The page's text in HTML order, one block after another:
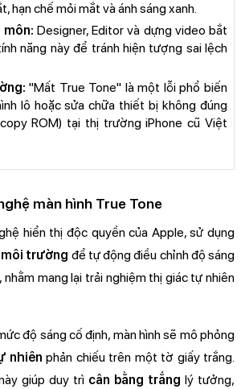
hạn chế mỏi mắt và ánh sáng xanh.
môn: Designer, Editor và dựng video bắt
năng này để tránh hiện tượng sai lệch
"Mất True Tone" là một lỗi phổ biến
lô hoặc sửa chữa thiết bị không đúng
ROM) tại thị trường iPhone cũ Việt
màn hình True Tone
hiển thị độc quyền của Apple, sử dụng
môi trường để tự động điều chỉnh độ sáng
nhằm mang lại trải nghiệm thị giác tự nhiên
độ sáng cố định, màn hình sẽ mô phỏng
nhiên phản chiếu trên một tờ giấy trắng.
giúp duy trì cân bằng trắng lý tưởng,